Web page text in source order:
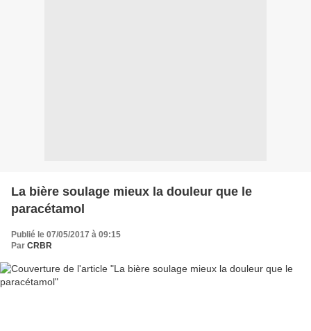
La bière soulage mieux la douleur que le
paracétamol
Publié le 07/05/2017 à 09:15
Par CRBR